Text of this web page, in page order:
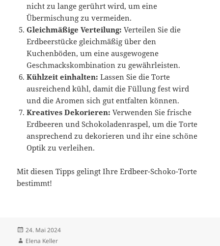
nicht zu lange gerührt wird, um eine
Übermischung zu vermeiden.
Gleichmäßige Verteilung: Verteilen Sie die
Erdbeerstücke gleichmäßig über den
Kuchenböden, um eine ausgewogene
Geschmackskombination zu gewährleisten.
Kühlzeit einhalten: Lassen Sie die Torte
ausreichend kühl, damit die Füllung fest wird
und die Aromen sich gut entfalten können.
Kreatives Dekorieren: Verwenden Sie frische
Erdbeeren und Schokoladenraspel, um die Torte
ansprechend zu dekorieren und ihr eine schöne
Optik zu verleihen.
Mit diesen Tipps gelingt Ihre Erdbeer-Schoko-Torte
bestimmt!
Veröffentlicht
am
24. Mai 2024
Autor
Elena Keller